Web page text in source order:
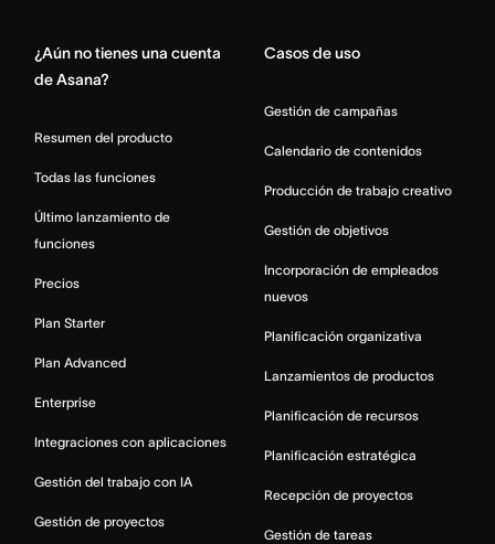
¿Aún no tienes una cuenta
de Asana?
Resumen del producto
Todas las funciones
Último lanzamiento de
funciones
Precios
Plan Starter
Plan Advanced
Enterprise
Integraciones con aplicaciones
Gestión del trabajo con IA
Gestión de proyectos
Casos de uso
Gestión de campañas
Calendario de contenidos
Producción de trabajo creativo
Gestión de objetivos
Incorporación de empleados
nuevos
Planificación organizativa
Lanzamientos de productos
Planificación de recursos
Planificación estratégica
Recepción de proyectos
Gestión de tareas